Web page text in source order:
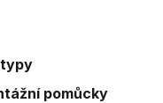
pomůcky